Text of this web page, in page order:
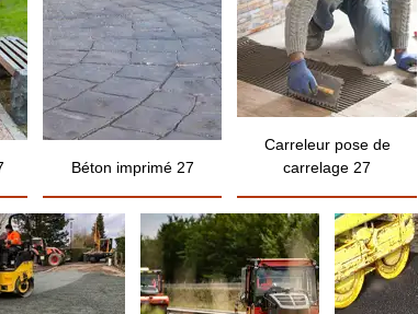
Béton imprimé 27
Carreleur pose de
carrelage 27